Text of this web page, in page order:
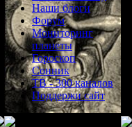
Наши блоги
Форум
Мониторинг
планеты
Гороскоп
Сонник
ТВ - 300 каналов
Поддержи сайт